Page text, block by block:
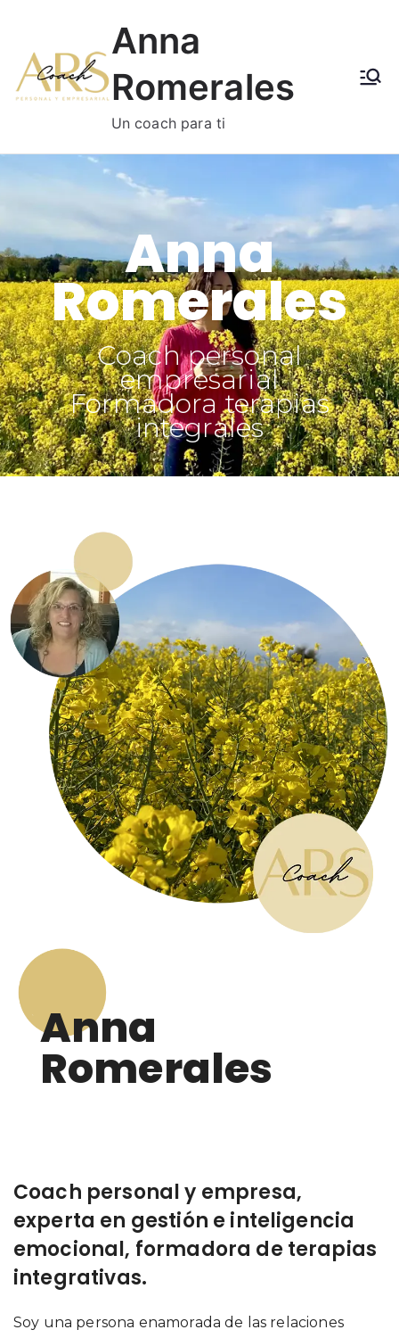
Anna
Romerales
Un coach para ti
Anna
Romerales
Coach personal
empresarial
Formadora terapias
integrales
Anna
Romerales
Coach personal y empresa,
experta en gestión e inteligencia
emocional, formadora de terapias
integrativas.
Soy una persona enamorada de las relaciones